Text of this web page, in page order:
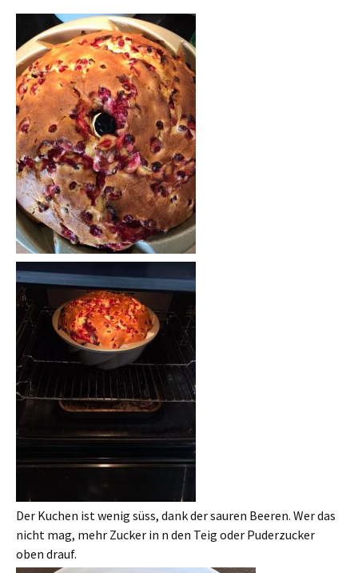
Der Kuchen ist wenig süss, dank der sauren Beeren. Wer das
nicht mag, mehr Zucker in n den Teig oder Puderzucker
oben drauf.